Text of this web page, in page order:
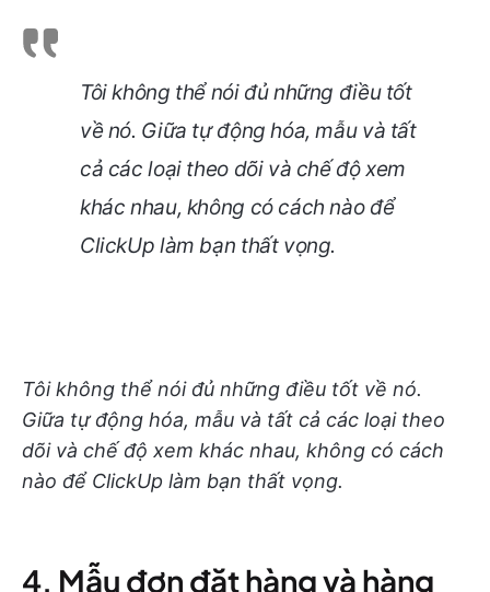
Tôi không thể nói đủ những điều tốt
về nó. Giữa tự động hóa, mẫu và tất
cả các loại theo dõi và chế độ xem
khác nhau, không có cách nào để
ClickUp làm bạn thất vọng.
Tôi không thể nói đủ những điều tốt về nó.
Giữa tự động hóa, mẫu và tất cả các loại theo
dõi và chế độ xem khác nhau, không có cách
nào để ClickUp làm bạn thất vọng.
4. Mẫu đơn đặt hàng và hàng